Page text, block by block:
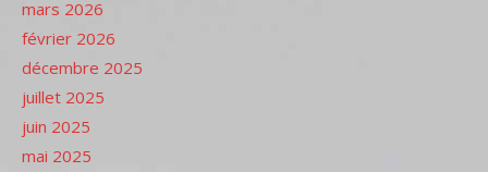
mars 2026
février 2026
décembre 2025
juillet 2025
juin 2025
mai 2025